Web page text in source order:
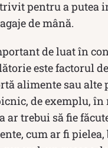
pentru a putea
de mână.
de luat în
este factorul
alimente sau alte
de exemplu, în
ar trebui să fie
cum ar fi pielea,